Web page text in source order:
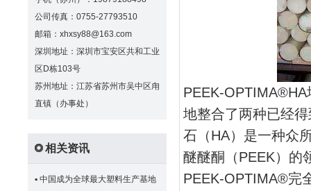
公司传真：0755-27793510
邮箱：xhxsy88@163.com
深圳地址：深圳市宝安区共和工业
区D栋103号
苏州地址：江苏省苏州市吴中区甪
直镇（办事处）
相关资讯
▪ 中国成为全球最大塑料生产基地
PEEK-
地整合了两种已经
石（HA）是一种众
醚醚酮（PEEK）的
PEEK-OPTIMA®完